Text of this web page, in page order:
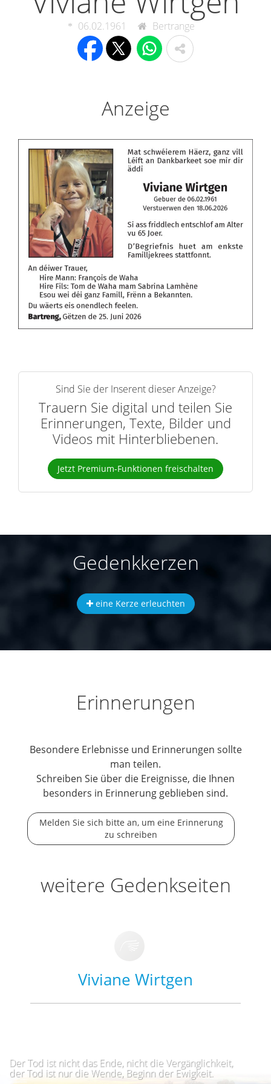
06.02.1961 Bertrange
Anzeige
Sind Sie der Inserent dieser Anzeige?
Trauern Sie digital und teilen Sie
Erinnerungen, Texte, Bilder und
Videos mit Hinterbliebenen.
Jetzt Premium-Funktionen freischalten
Gedenkkerzen
eine Kerze erleuchten
Erinnerungen
Besondere Erlebnisse und Erinnerungen sollte
man teilen.
Schreiben Sie über die Ereignisse, die Ihnen
besonders in Erinnerung geblieben sind.
Melden Sie sich bitte an, um eine Erinnerung
zu schreiben
weitere Gedenkseiten
Viviane Wirtgen
Der Tod ist nicht das Ende, nicht die Vergänglichkeit,
der Tod ist nur die Wende, Beginn der Ewigkeit.